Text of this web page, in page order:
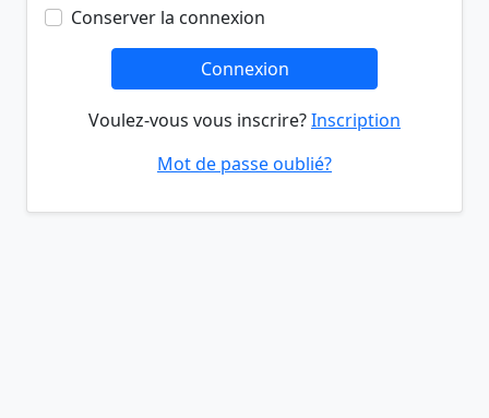
Conserver la connexion
Connexion
Voulez-vous vous inscrire?Inscription
Mot de passe oublié?